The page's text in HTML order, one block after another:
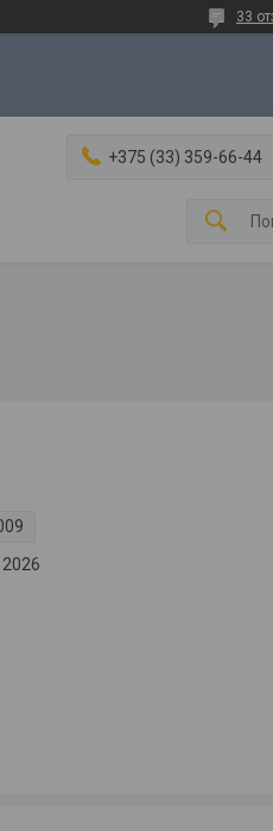
33
+375 (33) 359-66-44